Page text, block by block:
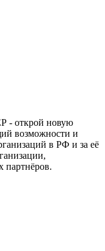
- открой новую
возможности и
в РФ и за её
партнёров.